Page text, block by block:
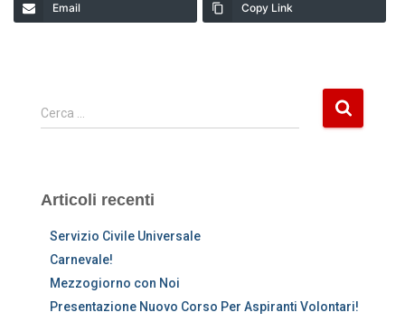
Email Copy Link
R
i
c
Cerca …
Articoli recenti
Servizio Civile Universale
Carnevale!
Mezzogiorno con Noi
Presentazione Nuovo Corso Per Aspiranti Volontari!